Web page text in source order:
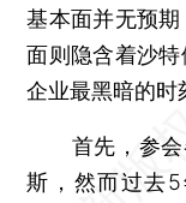
基本面并无预
面则隐含着沙
企业最黑暗的时
首先，参会
斯，然而过去